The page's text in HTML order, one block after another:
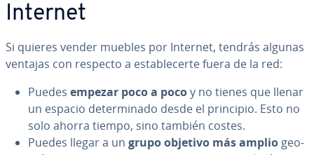
Internet
Si quieres vender muebles por Internet, tendrás algunas
ventajas con respecto a es­ta­ble­ce­r­te fuera de la red:
Puedes empezar poco a pocoy no tienes que llenar
un espacio de­te­r­mi­na­do desde el principio. Esto no
solo ahorra tiempo, sino también costes.
Puedes llegar a un grupo objetivo más amplio geo­